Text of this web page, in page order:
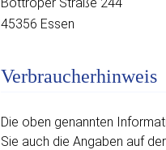
45356 Essen
Verbraucherhinweis
Die oben genannten
Sie auch die Angaben auf